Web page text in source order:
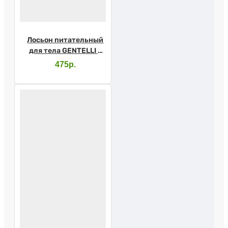
Лосьон питательный
для тела GENTELLI с
маслом виноградных
250мл
475р.